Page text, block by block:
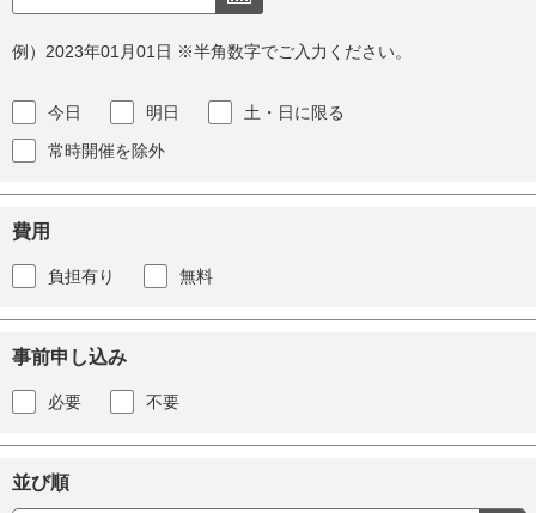
例）2023年01月01日 ※半角数字でご入力ください。
今日 明日
土・日に限る
常時開催を除外
費用
負担有り 無料
事前申し込み
必要 不要
並び順